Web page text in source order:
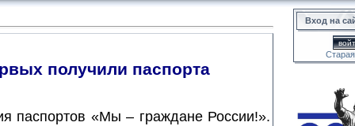
получили паспорта
паспортов «Мы – граждане России!».
Вход на